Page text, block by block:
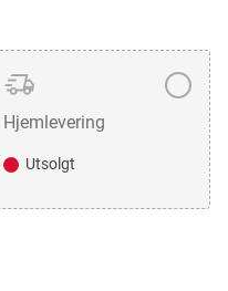
Hjemlevering
Utsolgt